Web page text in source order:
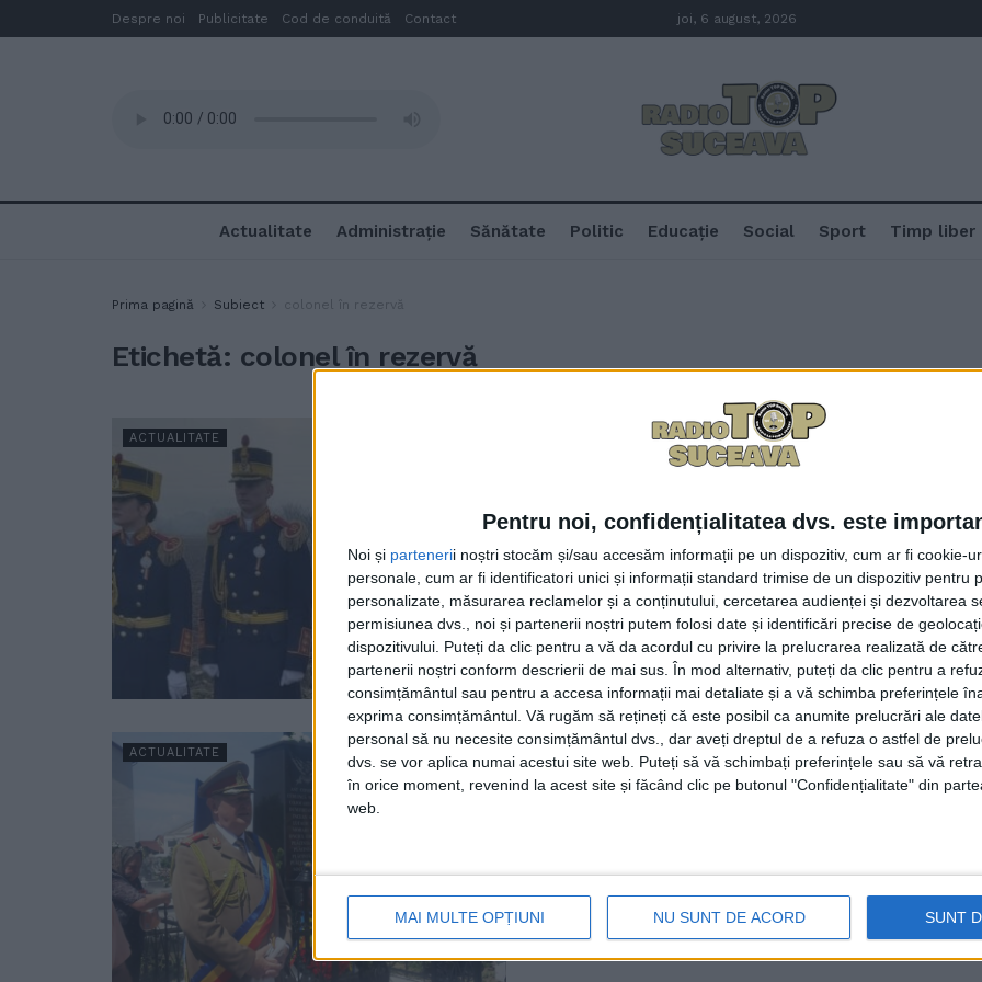
Pentru noi, confidențialitatea dvs. este
Noi și partenerii noștri stocăm și/sau accesăm informații pe un dispozitiv, cum ar fi cookie-
personale, cum ar fi identificatori unici și informații standard trimise de un dispozitiv pentru
personalizate, măsurarea reclamelor și a conținutului, cercetarea audienței și dezvoltarea
permisiunea dvs., noi și partenerii noștri putem folosi date și identificări precise de
dispozitivului. Puteți da clic pentru a vă da acordul cu privire la prelucrarea realizată de
partenerii noștri conform descrierii de mai sus. În mod alternativ, puteți da clic pentru a
consimțământul sau pentru a accesa informații mai detaliate și a vă schimba preferințele
exprima consimțământul. Vă rugăm să rețineți că este posibil ca anumite prelucrări ale
personal să nu necesite consimțământul dvs., dar aveți dreptul de a refuza o astfel de
dvs. se vor aplica numai acestui site web. Puteți să vă schimbați preferințele sau să vă
în orice moment, revenind la acest site și făcând clic pe butonul "Confidențialitate" din
web.
MAI MULTE OPȚIUNI NU SUNT DE ACORD SUNT
Despre noi Publicitate Cod de conduită Contact joi, 6 august, 2026
Actualitate Administrație Sănătate Politic Educație Social Sport Timp liber
Prima pagină Subiect colonel în rezervă
Etichetă: colonel în rezervă
ACTUALITATE
Colonelul în rezervă Vasile
Șcheia, la mormîntul fostului
împușcat în inimă la Revoluție:
colonelul Andriciuc, și spun din
onoarea să te salut! (Foto)
23 DECEMBRIE, 2022
Colonelul în rezervă Vasile Andriciuc, primar al
evenimentul de comemorare ...
ACTUALITATE
Monument dedicat memoriei
Șcheia. Primarul Andriciuc a
De Ziua Eroilor, la Șcheia, a fost sfințit un monument
motive politice de dictatura ...